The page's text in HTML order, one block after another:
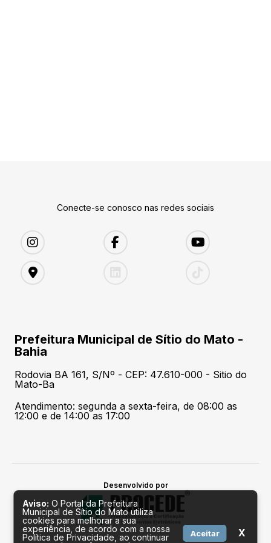
Conecte-se conosco nas redes sociais
Prefeitura Municipal de Sítio do Mato -
Bahia
Rodovia BA 161, S/Nº - CEP: 47.610-000 - Sitio do
Mato-Ba
Atendimento: segunda a sexta-feira, de 08:00 as
12:00 e de 14:00 as 17:00
Desenvolvido por
Aviso: O Portal da Prefeitura
Municipal de Sítio do Mato utiliza
cookies para melhorar a sua
experiência, de acordo com a nossa
Política de Privacidade, ao continuar
Aceitar X